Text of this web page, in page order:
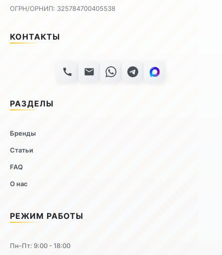
ОГРН/ОРНИП: 325784700405538
КОНТАКТЫ
РАЗДЕЛЫ
Бренды
Статьи
FAQ
О нас
РЕЖИМ РАБОТЫ
Пн-Пт: 9:00 - 18:00